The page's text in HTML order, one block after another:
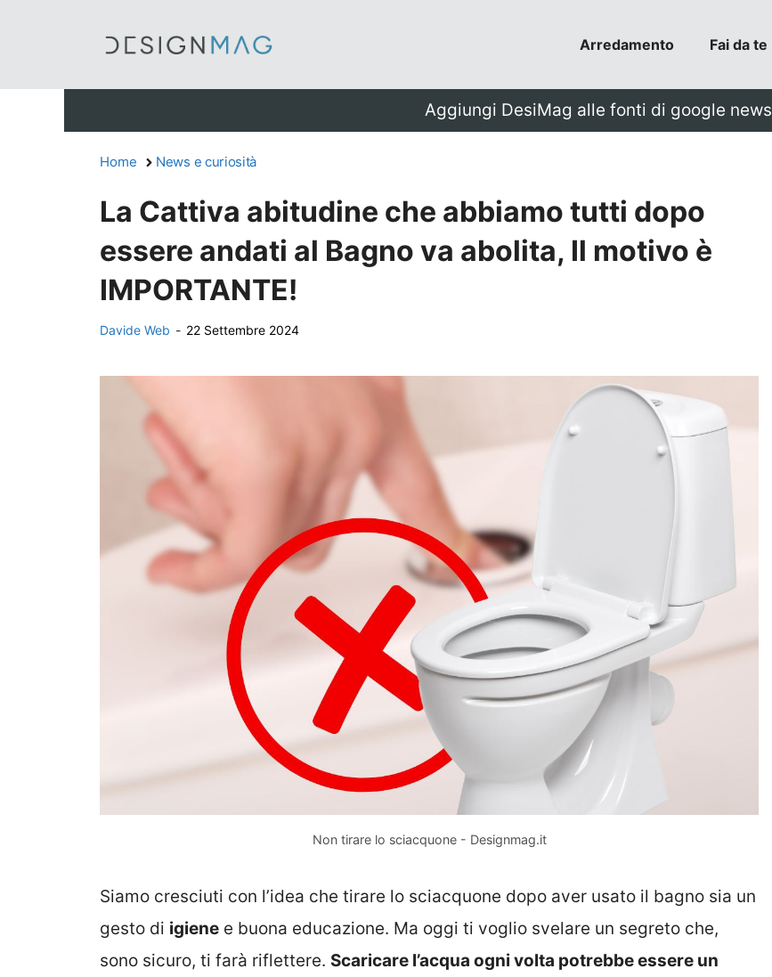
Arredamento Fai da te
Aggiungi DesiMag alle fonti di google news
Home News e curiosità
La Cattiva abitudine che abbiamo tutti dopo
essere andati al Bagno va abolita, Il motivo è
IMPORTANTE!
Davide Web - 22 Settembre 2024
Non tirare lo sciacquone - Designmag.it
Siamo cresciuti con l’idea che tirare lo sciacquone dopo aver usato il bagno sia un
gesto di igiene e buona educazione. Ma oggi ti voglio svelare un segreto che,
sono sicuro, ti farà riflettere. Scaricare l’acqua ogni volta potrebbe essere un